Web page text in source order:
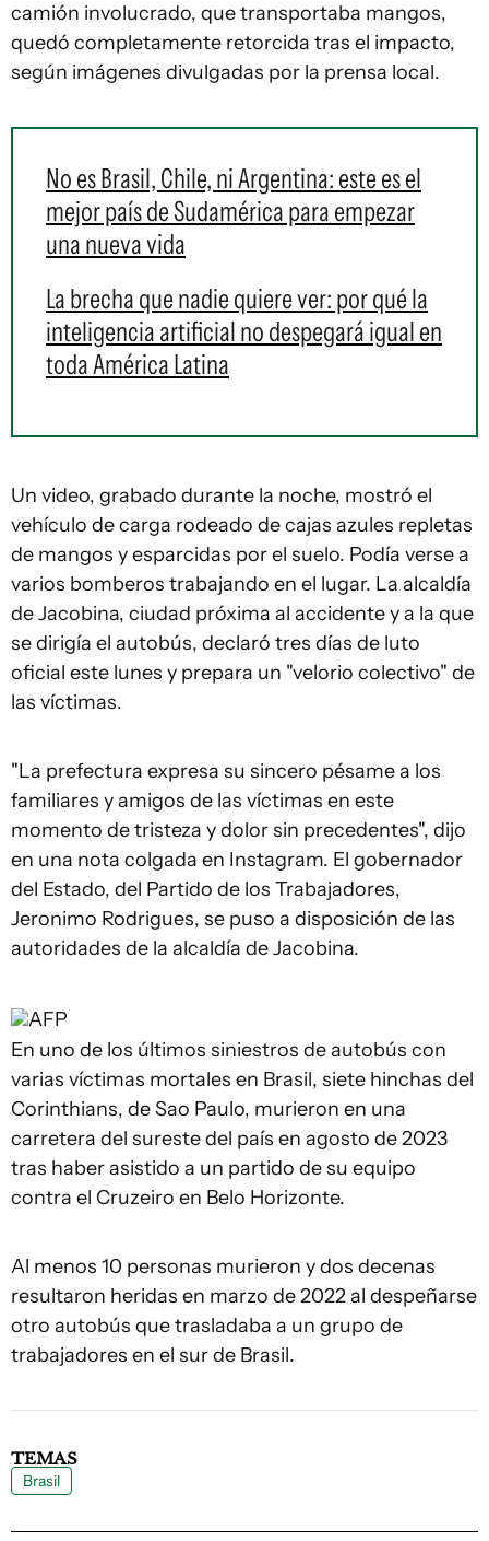
camión involucrado, que transportaba mangos,
quedó completamente retorcida tras el impacto,
según imágenes divulgadas por la prensa local.
No es Brasil, Chile, ni Argentina: este es el
mejor país de Sudamérica para empezar
una nueva vida
La brecha que nadie quiere ver: por qué la
inteligencia artificial no despegará igual en
toda América Latina
Un video, grabado durante la noche, mostró el
vehículo de carga rodeado de cajas azules repletas
de mangos y esparcidas por el suelo. Podía verse a
varios bomberos trabajando en el lugar. La alcaldía
de Jacobina, ciudad próxima al accidente y a la que
se dirigía el autobús, declaró tres días de luto
oficial este lunes y prepara un "velorio colectivo" de
las víctimas.
"La prefectura expresa su sincero pésame a los
familiares y amigos de las víctimas en este
momento de tristeza y dolor sin precedentes", dijo
en una nota colgada en Instagram. El gobernador
del Estado, del Partido de los Trabajadores,
Jeronimo Rodrigues, se puso a disposición de las
autoridades de la alcaldía de Jacobina.
AFP
En uno de los últimos siniestros de autobús con
varias víctimas mortales en Brasil, siete hinchas del
Corinthians, de Sao Paulo, murieron en una
carretera del sureste del país en agosto de 2023
tras haber asistido a un partido de su equipo
contra el Cruzeiro en Belo Horizonte.
Al menos 10 personas murieron y dos decenas
resultaron heridas en marzo de 2022 al despeñarse
otro autobús que trasladaba a un grupo de
trabajadores en el sur de Brasil.
TEMAS
Brasil